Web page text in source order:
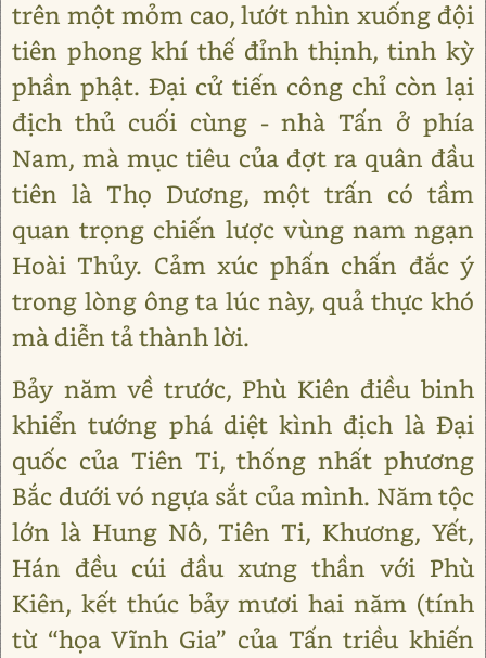
trên một mỏm cao, lướt nhìn xuống đội
tiên phong khí thế đỉnh thịnh, tinh kỳ
phần phật. Đại cử tiến công chỉ còn lại
địch thủ cuối cùng - nhà Tấn ở phía
Nam, mà mục tiêu của đợt ra quân đầu
tiên là Thọ Dương, một trấn có tầm
quan trọng chiến lược vùng nam ngạn
Hoài Thủy. Cảm xúc phấn chấn đắc ý
trong lòng ông ta lúc này, quả thực khó
mà diễn tả thành lời.
Bảy năm về trước, Phù Kiên điều binh
khiển tướng phá diệt kình địch là Đại
quốc của Tiên Ti, thống nhất phương
Bắc dưới vó ngựa sắt của mình. Năm tộc
lớn là Hung Nô, Tiên Ti, Khương, Yết,
Hán đều cúi đầu xưng thần với Phù
Kiên, kết thúc bảy mươi hai năm (tính
từ “họa Vĩnh Gia” của Tấn triều khiến